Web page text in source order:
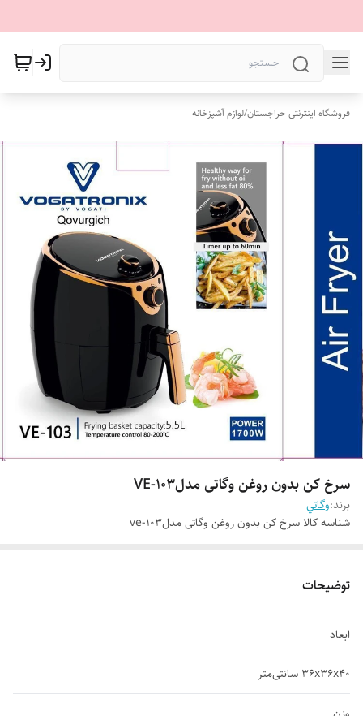
فروشگاه اینترنتی حراجستان/لوازم آشپزخانه
سرخ کن بدون روغن وگاتی مدلVE-103
برند:وگاتي
شناسه کالا سرخ کن بدون روغن وگاتی مدلve-103
توضیحات
ابعاد
۳۶x۳۶x۴۰ سانتی‌متر